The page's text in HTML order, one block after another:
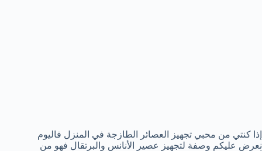
إذا كنتي من محبي تجهيز العصائر الطازجة في المنزل فاليوم
نعرض عليكم وصفة لتجهيز عصير الأنانس والبرتقال فهو من